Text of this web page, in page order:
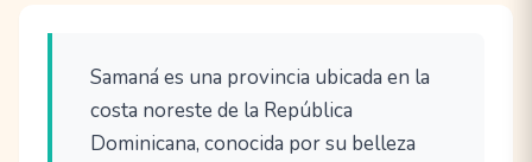
Samaná es una provincia ubicada en la
costa noreste de la República
Dominicana, conocida por su belleza